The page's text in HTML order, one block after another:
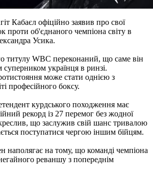
Кабаєл офіційно заявив про свої
проти об'єднаного чемпіона світу в
Усика.
титулу WBC переконаний, що саме він
українця в ринзі.
може стати однією з
професійного боксу.
курдського походження має
рекорд із 27 перемог без жодної
що заслужив свій шанс тривалою
поступатися чергою іншим бійцям.
наполягає на тому, що команді чемпіона
реваншу з попереднім